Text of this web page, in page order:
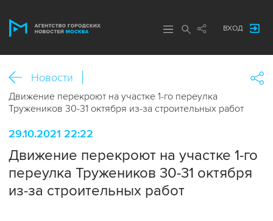
ВХОД
Новости
Движение перекроют на участке 1-го переулка
Тружеников 30-31 октября из-за строительных работ
29.10.2021 22:22
Движение перекроют на участке 1-го
переулка Тружеников 30-31 октября
из-за строительных работ